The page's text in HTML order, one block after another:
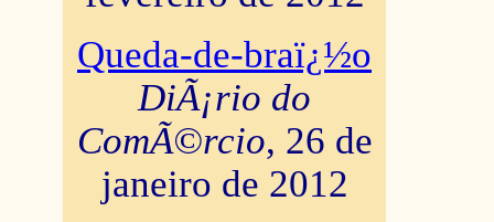
Queda-de-braï¿½o
DiÃ¡rio do
ComÃ©rcio, 26 de
janeiro de 2012